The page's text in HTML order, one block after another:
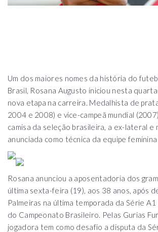
Um dos maiores nomes da história do
Brasil, Rosana Augusto iniciou nesta
nova etapa na carreira. Medalhista de
2004 e 2008) e vice-campeã mundial
camisa da seleção brasileira, a ex-lateral e
anunciada como técnica da equipe
Rosana anunciou a aposentadoria dos
última sexta-feira (19), aos 38 anos, após
Palmeiras na última temporada da Série
do Campeonato Brasileiro. Pelas Gurias
jogadora tem como desafio a disputa da